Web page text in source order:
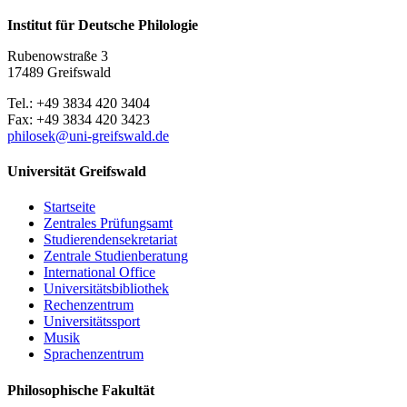
Institut für Deutsche Philologie
Rubenowstraße 3
17489 Greifswald
Tel.: +49 3834 420 3404
Fax: +49 3834 420 3423
philosek@uni-greifswald.de
Universität Greifswald
Startseite
Zentrales Prüfungsamt
Studierendensekretariat
Zentrale Studienberatung
International Office
Universitätsbibliothek
Rechenzentrum
Universitätssport
Musik
Sprachenzentrum
Philosophische Fakultät